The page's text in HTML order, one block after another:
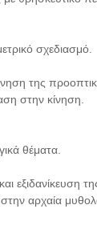
σχεδιασμό.
της
στην κίνηση.
θέματα.
αρχαία